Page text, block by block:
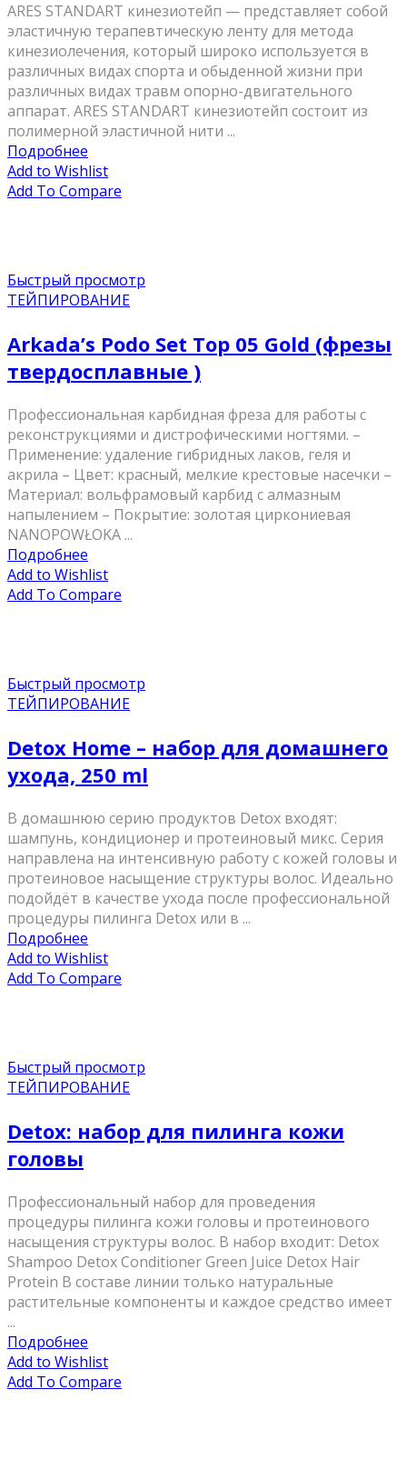
ARES STANDART кинезиотейп — представляет собой
эластичную терапевтическую ленту для метода
кинезиолечения, который широко используется в
различных видах спорта и обыденной жизни при
различных видах травм опорно-двигательного
аппарат. ARES STANDART кинезиотейп состоит из
полимерной эластичной нити ...
Подробнее
Add to Wishlist
Add To Compare
Быстрый просмотр
ТЕЙПИРОВАНИЕ
Arkada’s Podo Set Top 05 Gold (фрезы
твердосплавные )
Профессиональная карбидная фреза для работы с
реконструкциями и дистрофическими ногтями. –
Применение: удаление гибридных лаков, геля и
акрила – Цвет: красный, мелкие крестовые насечки –
Материал: вольфрамовый карбид с алмазным
напылением – Покрытие: золотая циркониевая
NANOPOWŁOKA ...
Подробнее
Add to Wishlist
Add To Compare
Быстрый просмотр
ТЕЙПИРОВАНИЕ
Detox Home – набор для домашнего
ухода, 250 ml
В домашнюю серию продуктов Detox входят:
шампунь, кондиционер и протеиновый микс. Серия
направлена на интенсивную работу с кожей головы и
протеиновое насыщение структуры волос. Идеально
подойдёт в качестве ухода после профессиональной
процедуры пилинга Detox или в ...
Подробнее
Add to Wishlist
Add To Compare
Быстрый просмотр
ТЕЙПИРОВАНИЕ
Detox: набор для пилинга кожи
головы
Профессиональный набор для проведения
процедуры пилинга кожи головы и протеинового
насыщения структуры волос. В набор входит: Detox
Shampoo Detox Conditioner Green Juice Detox Hair
Protein В составе линии только натуральные
растительные компоненты и каждое средство имеет
...
Подробнее
Add to Wishlist
Add To Compare